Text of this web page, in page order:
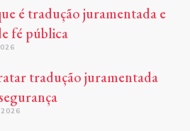
é tradução juramentada e
fé pública
tradução juramentada